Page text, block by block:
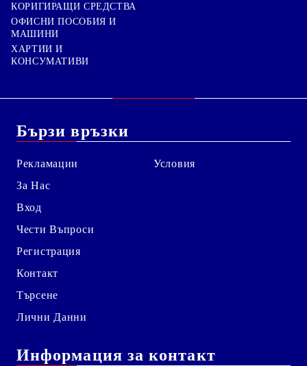
КОРИГИРАЩИ СРЕДСТВА
ОФИСНИ ПОСОБИЯ И
МАШИНИ
ХАРТИИ И
КОНСУМАТИВИ
Бързи връзки
Рекламации
За Нас
Вход
Чести Въпроси
Регистрация
Контакт
Търсене
Лични Данни
Условия
Информация за контакт